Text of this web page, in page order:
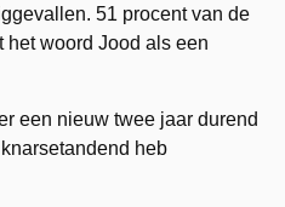
51 procent van de
woord Jood als een
een nieuw twee jaar durend
heb